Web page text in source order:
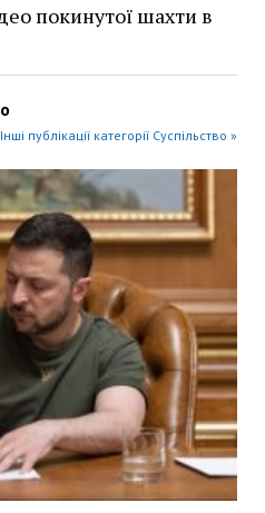
покинутої шахти в
Інші публікації категорії Суспільство »